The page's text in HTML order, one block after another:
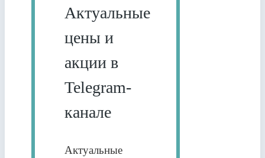
Актуальные
цены и
акции в
Telegram-
канале
Актуальные